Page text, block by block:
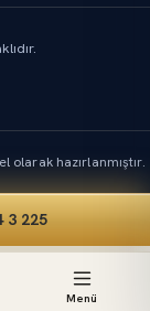
3 225
Menü
olarak hazırlanmıştır.